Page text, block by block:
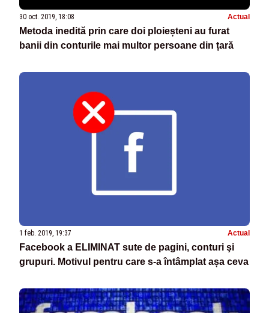
30 oct. 2019, 18:08 Actual
Metoda inedită prin care doi ploieșteni au furat
banii din conturile mai multor persoane din țară
1 feb. 2019, 19:37 Actual
Facebook a ELIMINAT sute de pagini, conturi şi
grupuri. Motivul pentru care s-a întâmplat așa ceva